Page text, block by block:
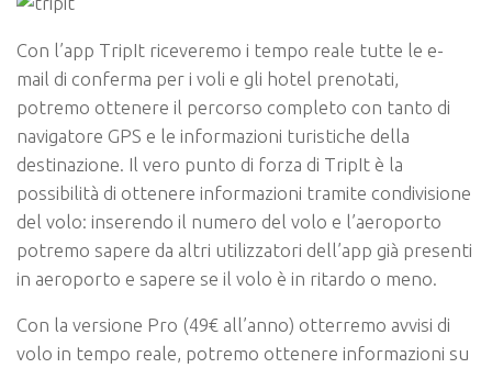
Con l’app TripIt riceveremo i tempo reale tutte le e-
mail di conferma per i voli e gli hotel prenotati,
potremo ottenere il percorso completo con tanto di
navigatore GPS e le informazioni turistiche della
destinazione. Il vero punto di forza di TripIt è la
possibilità di ottenere informazioni tramite condivisione
del volo: inserendo il numero del volo e l’aeroporto
potremo sapere da altri utilizzatori dell’app già presenti
in aeroporto e sapere se il volo è in ritardo o meno.
Con la versione Pro (49€ all’anno) otterremo avvisi di
volo in tempo reale, potremo ottenere informazioni su